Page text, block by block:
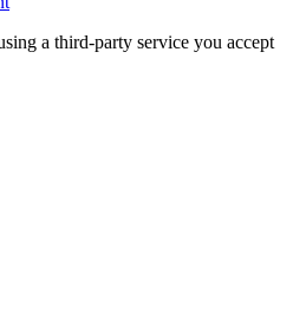
a third-party service you accept